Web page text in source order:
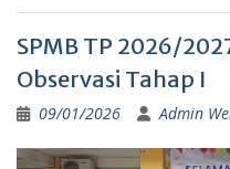
SPMB TP 2026/
Observasi Tahap I
09/01/2026 Admin